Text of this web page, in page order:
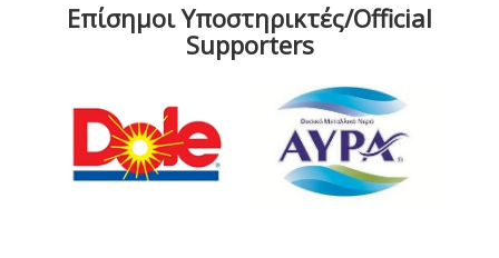
Επίσημοι Υποστηρικτές/Official
Supporters